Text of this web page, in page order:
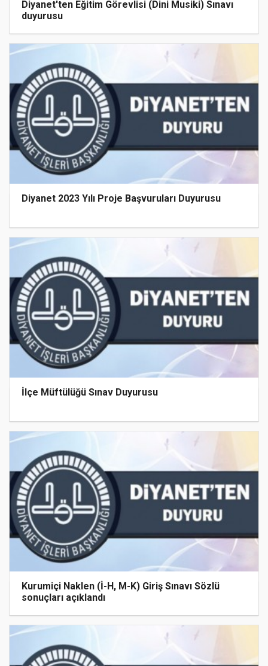
Diyanet'ten Eğitim Görevlisi (Dini Musiki) Sınavı
duyurusu
Diyanet 2023 Yılı Proje Başvuruları Duyurusu
İlçe Müftülüğü Sınav Duyurusu
Kurumiçi Naklen (İ-H, M-K) Giriş Sınavı Sözlü
sonuçları açıklandı